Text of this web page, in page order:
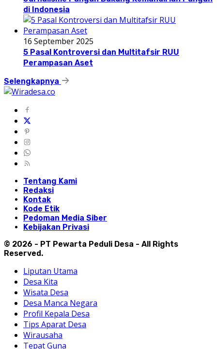
di Indonesia
16 September 2025
5 Pasal Kontroversi dan Multitafsir RUU
Perampasan Aset
Selengkapnya
Tentang Kami
Redaksi
Kontak
Kode Etik
Pedoman Media Siber
Kebijakan Privasi
© 2026 - PT Pewarta Peduli Desa - All Rights
Reserved.
Liputan Utama
Desa Kita
Wisata Desa
Desa Manca Negara
Profil Kepala Desa
Tips Aparat Desa
Wirausaha
Tepat Guna